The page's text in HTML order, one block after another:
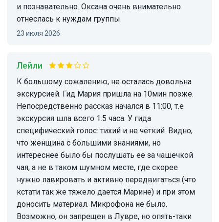
и познавательно. Оксана очень внимательно
отнеслась к нуждам группы.
23 июля 2026
Лейли
К большому сожалению, не осталась довольна
экскурсией. Гид Мария пришла на 10мин позже.
Непосредственно рассказ начался в 11:00, т.е
экскурсия шла всего 1.5 часа. У гида
специфический голос: тихий и не четкий. Видно,
что женщина с большими знаниями, но
интереснее было бы послушать ее за чашечкой
чая, а не в таком шумном месте, где скорее
нужно лавировать и активно передвигаться (что
кстати так же тяжело дается Марине) и при этом
доносить материал. Микрофона не было.
Возможно, он запрещен в Лувре, но опять-таки